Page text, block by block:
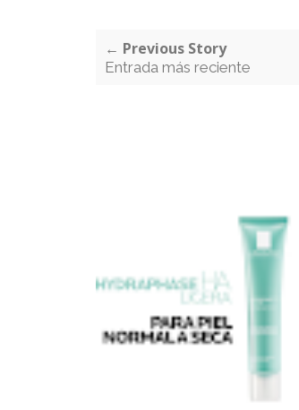
← Previous Story
Entrada más reciente